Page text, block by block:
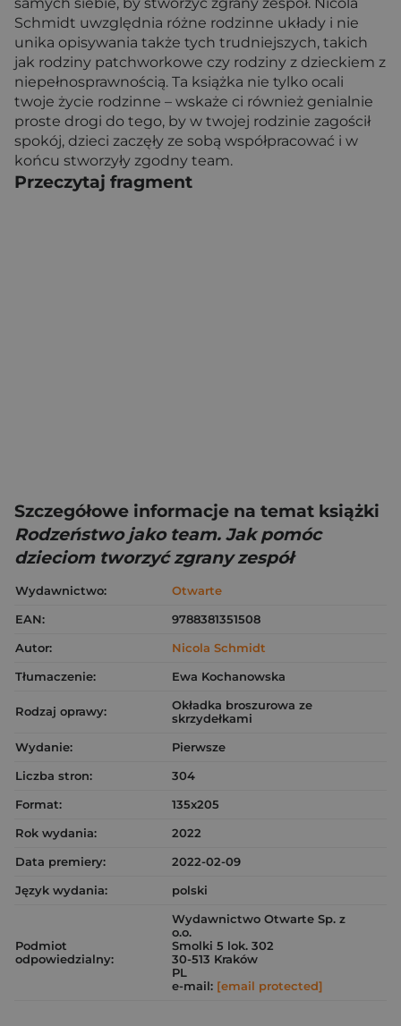
Schmidt uwzględnia różne rodzinne układy i nie
unika opisywania także tych trudniejszych, takich
jak rodziny patchworkowe czy rodziny z dzieckiem z
niepełnosprawnością. Ta książka nie tylko ocali
twoje życie rodzinne – wskaże ci również genialnie
proste drogi do tego, by w twojej rodzinie zagościł
spokój, dzieci zaczęły ze sobą współpracować i w
końcu stworzyły zgodny team.
Przeczytaj fragment
Szczegółowe informacje na temat książki
Rodzeństwo jako team. Jak pomóc
dzieciom tworzyć zgrany zespół
Wydawnictwo:
Otwarte
EAN:
9788381351508
Autor:
Nicola Schmidt
Tłumaczenie:
Ewa Kochanowska
Rodzaj oprawy:
Okładka broszurowa ze
skrzydełkami
Wydanie:
Pierwsze
Liczba stron:
304
Format:
135x205
Rok wydania:
2022
Data premiery:
2022-02-09
Język wydania:
polski
Podmiot
odpowiedzialny:
Wydawnictwo Otwarte Sp. z
o.o.
Smolki 5 lok. 302
30-513 Kraków
PL
e-mail: [email protected]